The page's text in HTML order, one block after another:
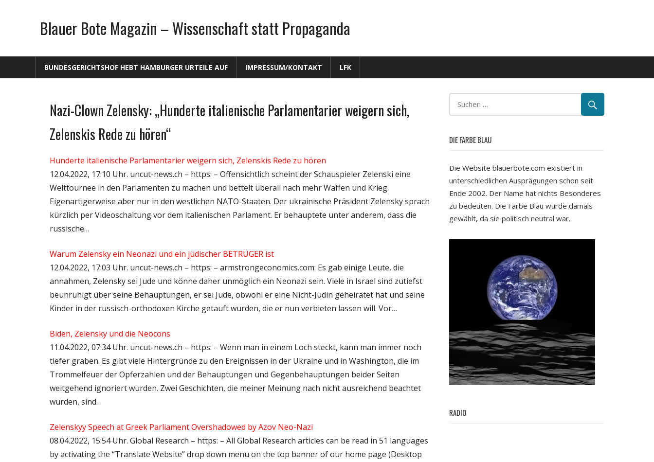
Blauer Bote Magazin – Wissenschaft statt Propaganda
BUNDESGERICHTSHOF HEBT HAMBURGER URTEILE AUF IMPRESSUM/KONTAKT LFK
Gesellschaft
Politik
Wirtschaft
Wissenschaft
Nazi-Clown Zelensky: „Hunderte italienische Parlamentarier weigern sich,
Zelenskis Rede zu hören “
Hunderte italienische Parlamentarier weigern sich, Zelenskis Rede zu hören
12.04.2022, 17:10 Uhr. uncut-news.ch – https: – Offensichtlich scheint der Schauspieler Zelenski eine
Welttournee in den Parlamenten zu machen und bettelt überall nach mehr Waffen und Krieg.
Eigenartigerweise aber nur in den westlichen NATO-Staaten. Der ukrainische Präsident Zelensky sprach
kürzlich per Videoschaltung vor dem italienischen Parlament. Er behauptete unter anderem, dass die
russische…
Warum Zelensky ein Neonazi und ein jüdischer BETRÜGER ist
12.04.2022, 17:03 Uhr. uncut-news.ch – https: – armstrongeconomics.com: Es gab einige Leute, die
annahmen, Zelensky sei Jude und könne daher unmöglich ein Neonazi sein. Viele in Israel sind zutiefst
beunruhigt über seine Behauptungen, er sei Jude, obwohl er eine Nicht-Jüdin geheiratet hat und seine
Kinder in der russisch-orthodoxen Kirche getauft wurden, die er nun verbieten lassen will. Vor…
Biden, Zelensky und die Neocons
11.04.2022, 07:34 Uhr. uncut-news.ch – https: – Wenn man in einem Loch steckt, kann man immer noch
tiefer graben. Es gibt viele Hintergründe zu den Ereignissen in der Ukraine und in Washington, die im
Trommelfeuer der Opferzahlen und der Behauptungen und Gegenbehauptungen beider Seiten
weitgehend ignoriert wurden. Zwei Geschichten, die meiner Meinung nach nicht ausreichend beachtet
wurden, sind…
Zelenskyy Speech at Greek Parliament Overshadowed by Azov Neo-Nazi
08.04.2022, 15:54 Uhr. Global Research – https: – All Global Research articles can be read in 51 languages
by activating the “Translate Website” drop down menu on the top banner of our home page (Desktop
DIE FARBE BLAU
Die Website blauerbote.com existiert in
unterschiedlichen Ausprägungen schon seit
Ende 2002. Der Name hat nichts Besonderes
zu bedeuten. Die Farbe Blau wurde damals
gewählt, da sie politisch neutral war.
RADIO